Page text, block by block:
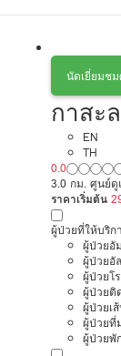
นัดเยี่ยมช
กาสะ
EN
TH
0.0
3.0 กม. ศูนย์ดู
ราคาเริ่มต้น
ผู้ป่วยที่ให้บริก
ผู้ป่วยอั
ผู้ป่วยอั
ผู้ป่วยโ
ผู้ป่วยติ
ผู้ป่วยเ
ผู้ป่วยที่
ผู้ป่วยพั